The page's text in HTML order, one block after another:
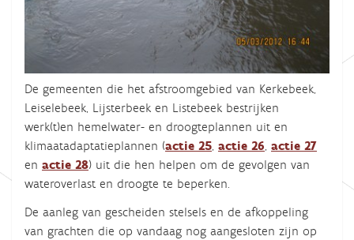
De gemeenten die het afstroomgebied van Kerkebeek,
Leiselebeek, Lijsterbeek en Listebeek bestrijken
werk(t)en hemelwater- en droogteplannen uit en
klimaatadaptatieplannen (actie 25, actie 26, actie 27
en actie 28) uit die hen helpen om de gevolgen van
wateroverlast en droogte te beperken.
De aanleg van gescheiden stelsels en de afkoppeling
van grachten die op vandaag nog aangesloten zijn op